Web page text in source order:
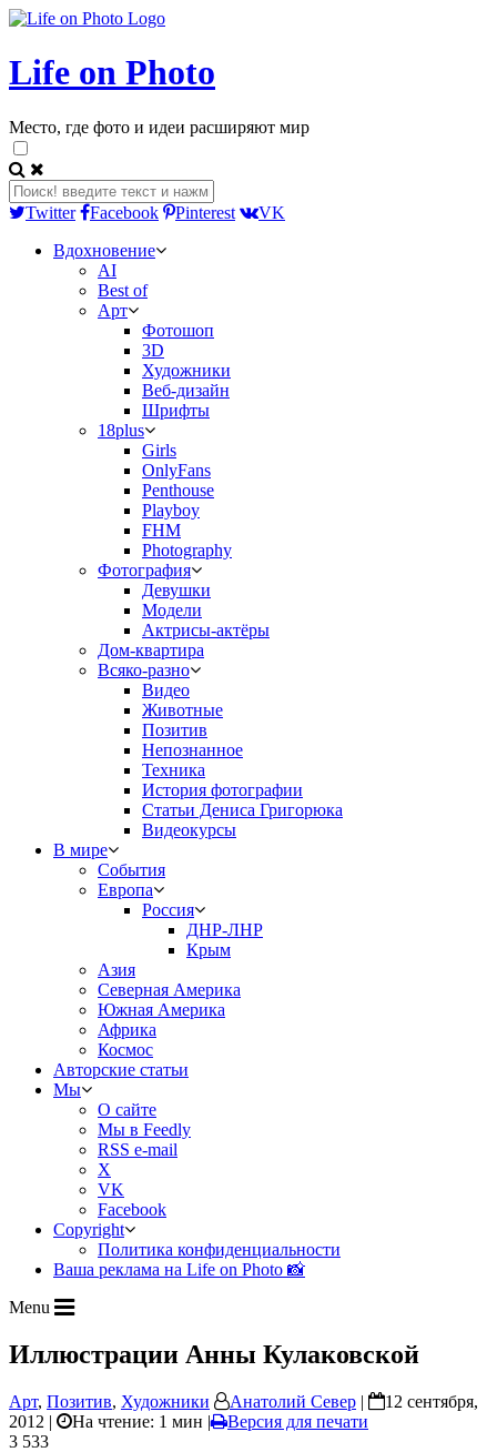
Life on Photo
Место, где фото и идеи расширяют мир
Twitter Facebook Pinterest
VK
Вдохновение
AI
Best of
Арт
Фотошоп
3D
Художники
Веб-дизайн
Шрифты
18plus
Girls
OnlyFans
Penthouse
Playboy
FHM
Photography
Фотография
Девушки
Модели
Актрисы-актёры
Дом-квартира
Всяко-разно
Видео
Животные
Позитив
Непознанное
Техника
История фотографии
Статьи Дениса Григорюка
Видеокурсы
В мире
События
Европа
Россия
ДНР-ЛНР
Крым
Азия
Северная Америка
Южная Америка
Африка
Космос
Авторские статьи
Мы
О сайте
Мы в Feedly
RSS e-mail
X
VK
Facebook
Copyright
Политика конфиденциальности
Ваша реклама на Life on Photo 📸
Menu
Иллюстрации Анны Кулаковской
Арт, Позитив, Художники Анатолий Север |
12 сентября,
2012 |
На чтение: 1 мин |
Версия для печати
3 533